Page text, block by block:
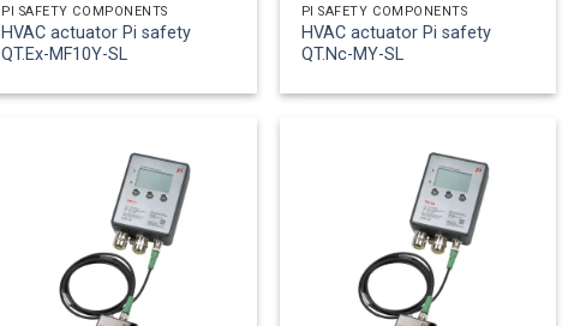
PI SAFETY COMPONENTS
HVAC actuator Pi safety
QT.Ex-MF10Y-SL
PI SAFETY COMPONENTS
HVAC actuator Pi safety
QT.Nc-MY-SL